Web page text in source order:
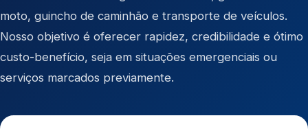
moto, guincho de caminhão e transporte de veículos.
Nosso objetivo é oferecer rapidez, credibilidade e ótimo
custo-benefício, seja em situações emergenciais ou
serviços marcados previamente.